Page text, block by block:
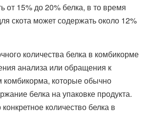
от 15% до 20% белка, в то время
скота может содержать около 12%
количества белка в комбикорме
анализа или обращения к
комбикорма, которые обычно
белка на упаковке продукта.
количество белка в